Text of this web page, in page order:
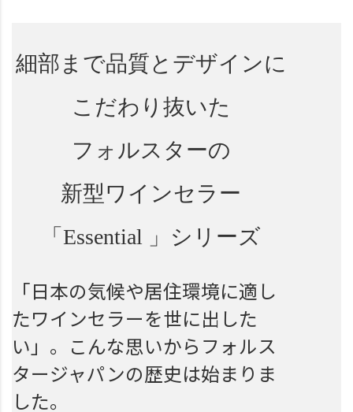
細部まで品質とデザインに
こだわり抜いた
フォルスターの
新型ワインセラー
「Essential 」シリーズ
「日本の気候や居住環境に適し
たワインセラーを世に出した
い」。こんな思いからフォルス
タージャパンの歴史は始まりま
した。